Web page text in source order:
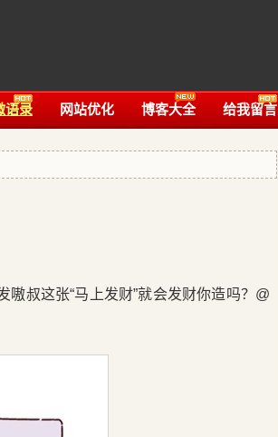
语录 网站优化 博客大全 给我留言
嗷叔这张“马上发财”就会发财你造吗？@